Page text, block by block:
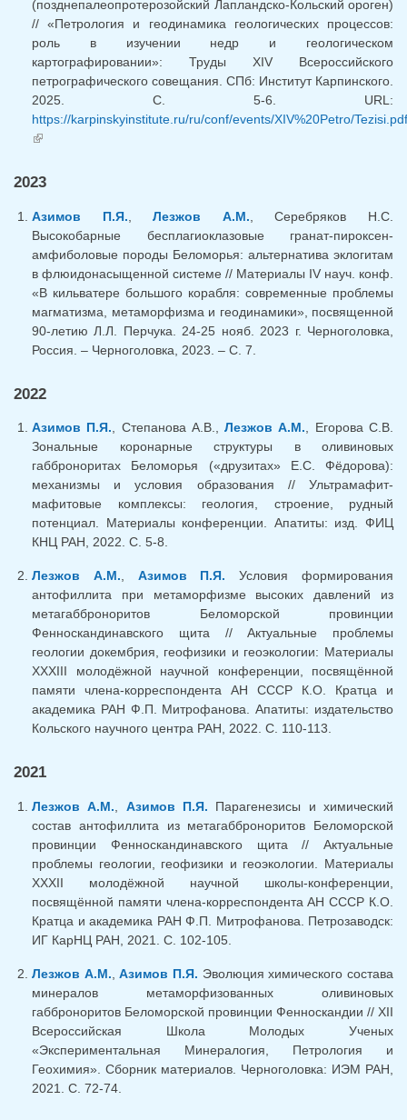
(позднепалеопротерозойский Лапландско-Кольский ороген)
// «Петрология и геодинамика геологических процессов:
роль в изучении недр и геологическом
картографировании»: Труды XIV Всероссийского
петрографического совещания. СПб: Институт Карпинского.
2025. С. 5-6. URL:
https://karpinskyinstitute.ru/ru/conf/events/XIV%20Petro/Tezisi.pdf
(внешняя ссылка)
2023
Азимов П.Я. ,Лезжов А.М. , Серебряков Н.С.
Высокобарные бесплагиоклазовые гранат-пироксен-
амфиболовые породы Беломорья: альтернатива эклогитам
в флюидонасыщенной системе // Материалы IV науч. конф.
«В кильватере большого корабля: современные проблемы
магматизма, метаморфизма и геодинамики», посвященной
90-летию Л.Л. Перчука. 24-25 нояб. 2023 г. Черноголовка,
Россия. – Черноголовка, 2023. – C. 7.
2022
Азимов П.Я., Степанова А.В.,Лезжов А.М., Егорова С.В.
Зональные коронарные структуры в оливиновых
габброноритах Беломорья («друзитах» Е.С. Фёдорова):
механизмы и условия образования // Ультрамафит-
мафитовые комплексы: геология, строение, рудный
потенциал. Материалы конференции. Апатиты: изд. ФИЦ
КНЦ РАН, 2022. С. 5-8.
Лезжов А.М., Азимов П.Я. Условия формирования
антофиллита при метаморфизме высоких давлений из
метагабброноритов Беломорской провинции
Фенноскандинавского щита // Актуальные проблемы
геологии докембрия, геофизики и геоэкологии: Материалы
XXXIII молодёжной научной конференции, посвящённой
памяти члена-корреспондента АН СССР К.О. Кратца и
академика РАН Ф.П. Митрофанова. Апатиты: издательство
Кольского научного центра РАН, 2022. С. 110-113.
2021
Лезжов А.М. Азимов П.Я. Парагенезисы и химический
состав антофиллита из метагабброноритов Беломорской
провинции Фенноскандинавского щита // Актуальные
проблемы геологии, геофизики и геоэкологии. Материалы
XXXII молодёжной научной школы-конференции,
посвящённой памяти члена-корреспондента АН СССР К.О.
Кратца и академика РАН Ф.П. Митрофанова. Петрозаводск:
ИГ КарНЦ РАН, 2021. С. 102-105.
Лезжов А.М. ,Азимов П.Я. Эволюция химического состава
минералов метаморфизованных оливиновых
габброноритов Беломорской провинции Фенноскандии // XII
Всероссийская Школа Молодых Ученых
«Экспериментальная Минералогия, Петрология и
Геохимия». Сборник материалов. Черноголовка: ИЭМ РАН,
2021. С. 72-74.